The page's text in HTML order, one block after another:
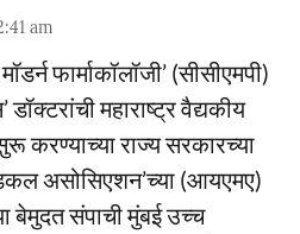
am
फार्माकॉलॉजी’ (सीसीएमपी)
डॉक्टरांची महाराष्ट्र वैद्यकीय
करण्याच्या राज्य सरकारच्या
असोसिएशन’च्या (आयएमए)
बेमुदत संपाची मुंबई उच्च